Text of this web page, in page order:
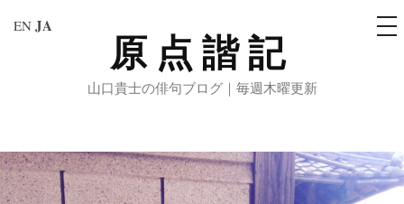
へ
ス
原点諧記
山口貴士の俳句ブログ｜毎週木曜更新
メ
ニ
EN JA